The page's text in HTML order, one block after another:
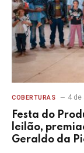
COBERTURAS 4 de
Festa do
leilão,
Geraldo da